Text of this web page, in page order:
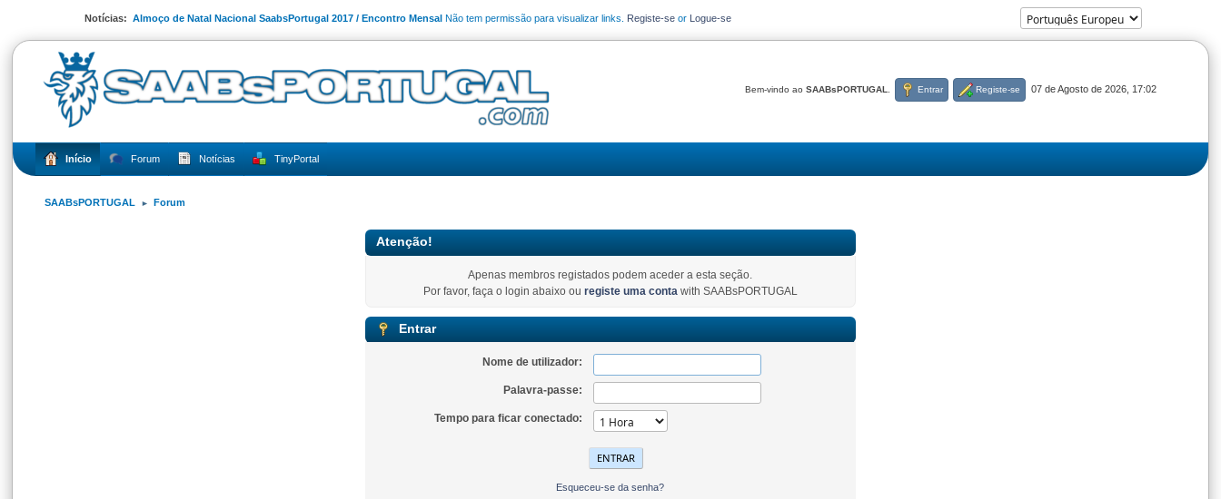
Notícias: Almoço de Natal Nacional SaabsPortugal 2017 / Encontro MensalNão tem permissão para visualizar links. Registe-se or Logue-se
07 de Agosto de 2026, 17:02
Bem-vindo aoSAABsPORTUGAL Entrar Registe-se
Início Forum Notícias TinyPortal
SAABsPORTUGAL ► Forum
Atenção!
Apenas membros registados podem aceder a esta seção.
Por favor, faça o login abaixo ou registe uma contawith SAABsPORTUGAL
Entrar
Nome de utilizador:
Palavra-passe:
Tempo para ficar conectado:
Esqueceu-se da senha?